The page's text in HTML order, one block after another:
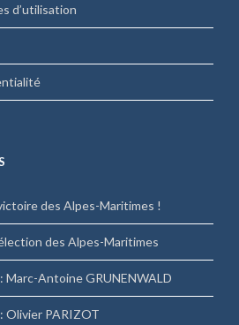
d’utilisation
des Alpes-Maritimes !
des Alpes-Maritimes
Marc-Antoine GRUNENWALD
Olivier PARIZOT